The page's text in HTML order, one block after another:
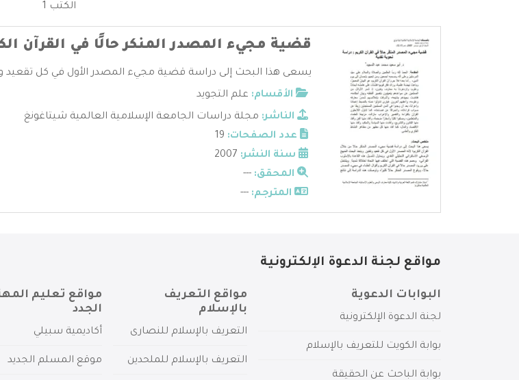
الكتب 1
قضية مجيء المصدر المنكر حالًا في القرآن
يسعى هذا البحث إلى دراسة قضية مجيء المصدر الأول في كل تقعيد
الأقسام: علم التجويد
الناشر: مجلة دراسات الجامعة الإسلامية العالمية شيتاغونغ
عدد الصفحات:
سنة النشر:
المحقق: ---
المترجم: ---
مواقع لجنة الدعوة الإلكترونية
البوابات الدعوية
لجنة الدعوة الإلكترونية
بوابة الكويت للتعريف بالإسلام
بوابة الباحث عن الحقيقة
مواقع التعريف
بالإسلام
التعريف بالإسلام للنصارى
التعريف بالإسلام للملحدين
مواقع تعليم
الجدد
أكاديمية سبيلي
موقع المسلم الجديد